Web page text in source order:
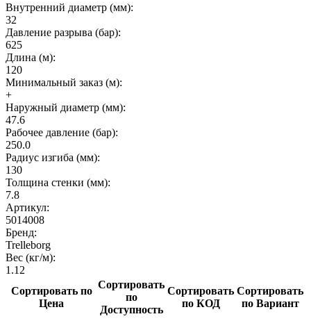
Внутренний диаметр (мм):
32
Давление разрыва (бар):
625
Длина (м):
120
Минимальный заказ (м):
+
Наружный диаметр (мм):
47.6
Рабочее давление (бар):
250.0
Радиус изгиба (мм):
130
Толщина стенки (мм):
7.8
Артикул:
5014008
Бренд:
Trelleborg
Вес (кг/м):
1.12
Сортировать по
Цена
Сортировать
по
Доступность
Сортировать
по КОД
Сортировать
по Вариант